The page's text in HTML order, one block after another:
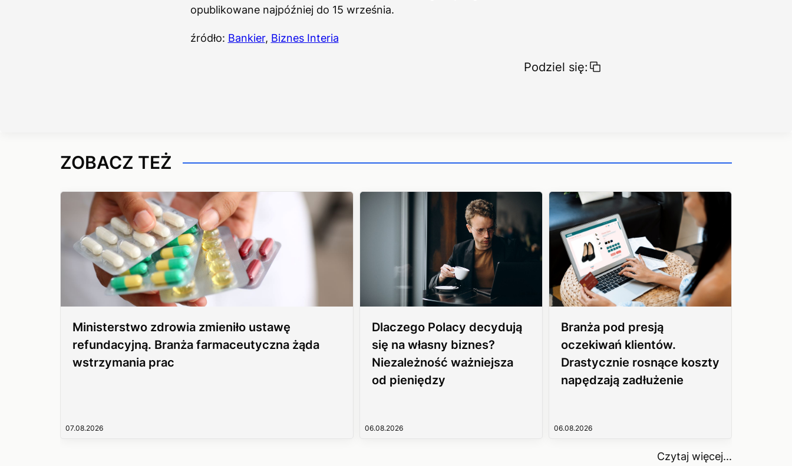
opublikowane najpóźniej do 15 września.
źródło: Bankier, Biznes Interia
Podziel się:
ZOBACZ TEŻ
Ministerstwo zdrowia zmieniło ustawę
refundacyjną. Branża farmaceutyczna żąda
wstrzymania prac
07.08.2026
Dlaczego Polacy decydują
się na własny biznes?
Niezależność ważniejsza
od pieniędzy
06.08.2026
Branża pod presją
oczekiwań klientów.
Drastycznie rosnące koszty
napędzają zadłużenie
06.08.2026
Czytaj więcej...